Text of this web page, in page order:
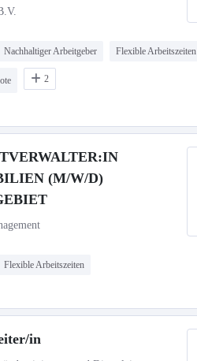
Nachhaltiger Arbeitgeber Flexible Arbeitszeiten
2
(M/W/D)
Flexible Arbeitszeiten
in